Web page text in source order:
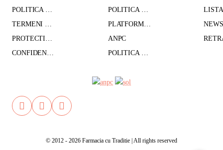
POLITICA DE CONFIDENTIALITATE
TERMENI SI CONDITII
PROTECTIA DATELOR CU CARACTER PERSONAL
CONFIDENTIALITATE GDPR
POLITICA DE RETUR
PLATFORMA SOL
ANPC
POLITICA DE COOKIES
© 2012 - 2026 Farmacia cu Traditie | All rights reserved